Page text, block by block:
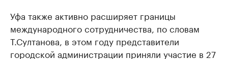
Уфа также активно расширяет границы
международного сотрудничества, по словам
Т.Султанова, в этом году представители
городской администрации приняли участие в 27